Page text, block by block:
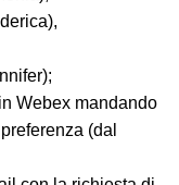
Webex mandando
(dal